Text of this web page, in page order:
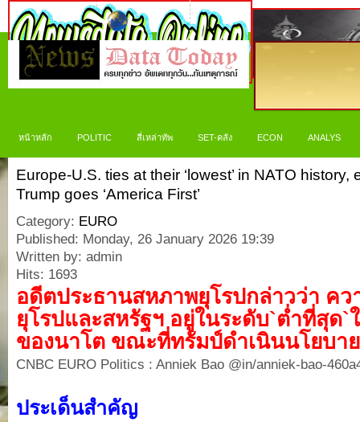
หน้าหลัก POLITIC สี่เหล่าทัพ SET-คลัง ECON ANALYS
Europe-U.S. ties at their ‘lowest’ in NATO
Trump goes ‘America First’
Category: EURO
Published: Monday, 26 January 2026 19:39
Written by: admin
Hits: 1693
อดีตประธานสหภาพยุโรปกล่าวว่า ค
ยุโรปและสหรัฐฯ อยู่ในระดับ`ต่ำที่สุด`
ของนาโต ขณะที่ทรัมป์ดำเนินนโยบา
CNBC EURO Politics : Anniek Bao @in/anniek-bao-
ประเด็นสำคัญ